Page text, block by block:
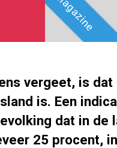
Magazine
vergeet, is dat
is. Een
dat in de
25 procent,